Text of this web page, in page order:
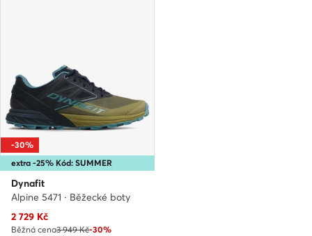
extra -25% Kód: SUMMER
-30%
Dynafit
Alpine 5471 · Běžecké boty
Aktuální cena
2 729 Kč
Běžná cena3 949 Kč-30%